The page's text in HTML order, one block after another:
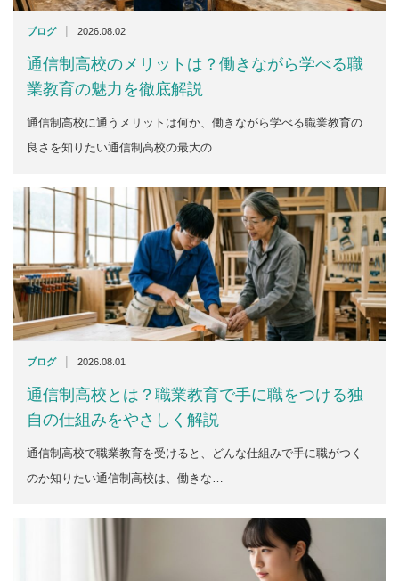
ブログ | 2026.08.02
通信制高校のメリットは？働きながら学べる職
業教育の魅力を徹底解説
通信制高校に通うメリットは何か、働きながら学べる職業教育の
良さを知りたい通信制高校の最大の…
ブログ | 2026.08.01
通信制高校とは？職業教育で手に職をつける独
自の仕組みをやさしく解説
通信制高校で職業教育を受けると、どんな仕組みで手に職がつく
のか知りたい通信制高校は、働きな…